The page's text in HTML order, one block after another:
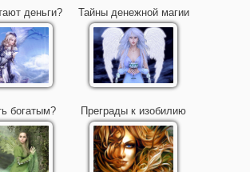
деньги? Тайны денежной магии
богатым? Преграды к изобилию